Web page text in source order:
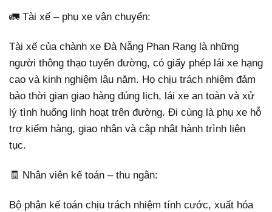
🚛 Tài xế – phụ xe vận chuyển:
Tài xế của chành xe Đà Nẵng Phan Rang là những
người thông thạo tuyến đường, có giấy phép lái xe hạng
cao và kinh nghiệm lâu năm. Họ chịu trách nhiệm đảm
bảo thời gian giao hàng đúng lịch, lái xe an toàn và xử
lý tình huống linh hoạt trên đường. Đi cùng là phụ xe hỗ
trợ kiểm hàng, giao nhận và cập nhật hành trình liên
tục.
🧾 Nhân viên kế toán – thu ngân:
Bộ phận kế toán chịu trách nhiệm tính cước, xuất hóa